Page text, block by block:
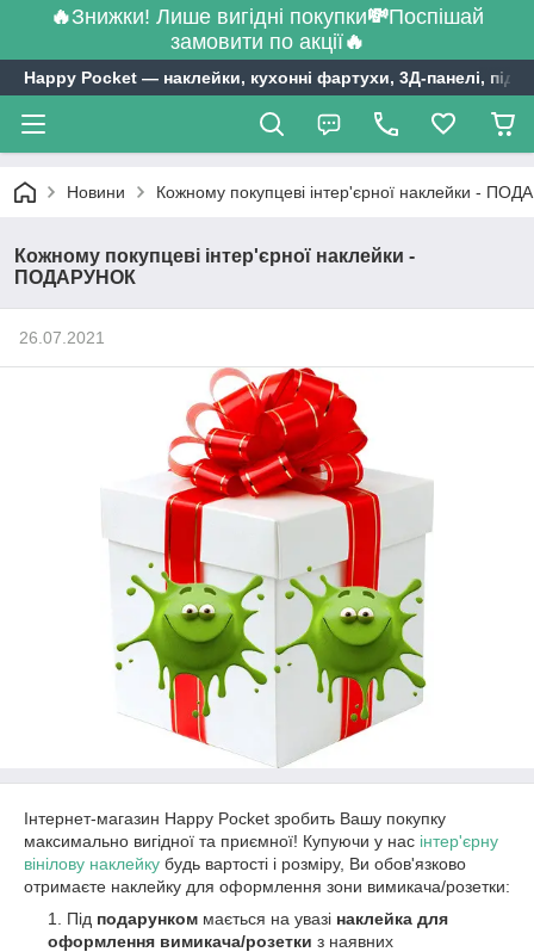
🔥Знижки! Лише вигідні покупки💸Поспішай
замовити по акції🔥
Happy Pocket ― наклейки, кухонні фартухи, 3Д-панелі,
Новини Кожному покупцеві інтер'єрної наклейки -
Кожному покупцеві інтер'єрної наклейки -
ПОДАРУНОК
26.07.2021
Інтернет-магазин Happy Pocket зробить Вашу покупку
максимально вигідної та приємної! Купуючи у нас інтер'єрну
вінілову наклейку будь вартості і розміру, Ви обов'язково
отримаєте наклейку для оформлення зони вимикача/розетки:
Під подарунком мається на увазі наклейка для
оформлення вимикача/розетки з наявних